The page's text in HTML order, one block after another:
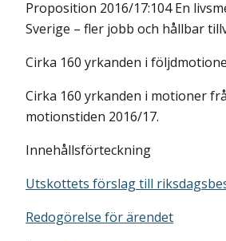
Proposition 2016/17:104 En
Sverige – fler jobb och hållbar
Cirka 160 yrkanden i
Cirka 160 yrkanden i motioner
motionstiden 2016/17.
Innehållsförteckning
Utskottets förslag till
Redogörelse för ärendet